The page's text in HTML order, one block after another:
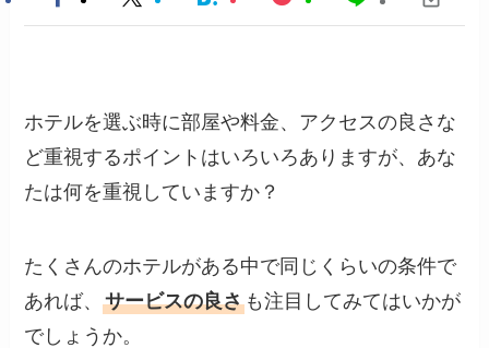
ホテルを選ぶ時に部屋や料金、アクセスの良さな
ど重視するポイントはいろいろありますが、あな
たは何を重視していますか？
たくさんのホテルがある中で同じくらいの条件で
あれば、サービスの良さ も注目してみてはいかが
でしょうか。